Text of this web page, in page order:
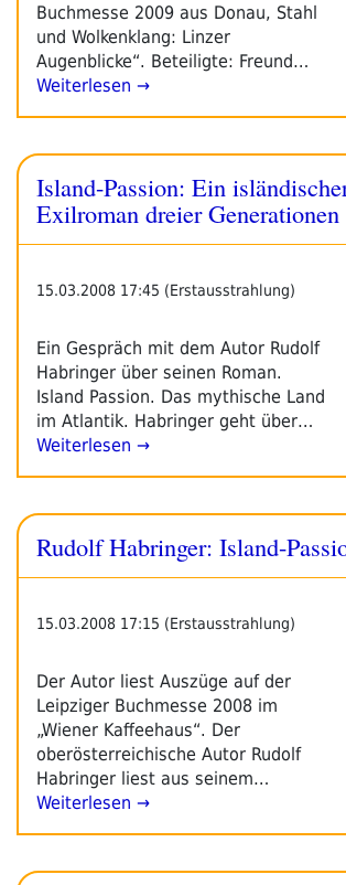
Buchmesse 2009 aus Donau, Stahl
und Wolkenklang: Linzer
Augenblicke“. Beteiligte: Freund…
Weiterlesen →
Island-Passion: Ein
Exilroman dreier Generationen
15.03.2008 17:45 (Erstausstrahlung)
Ein Gespräch mit dem Autor Rudolf
Habringer über seinen Roman.
Island Passion. Das mythische Land
im Atlantik. Habringer geht über…
Weiterlesen →
Rudolf Habringer: Island-
15.03.2008 17:15 (Erstausstrahlung)
Der Autor liest Auszüge auf der
Leipziger Buchmesse 2008 im
„Wiener Kaffeehaus“. Der
oberösterreichische Autor Rudolf
Habringer liest aus seinem…
Weiterlesen →